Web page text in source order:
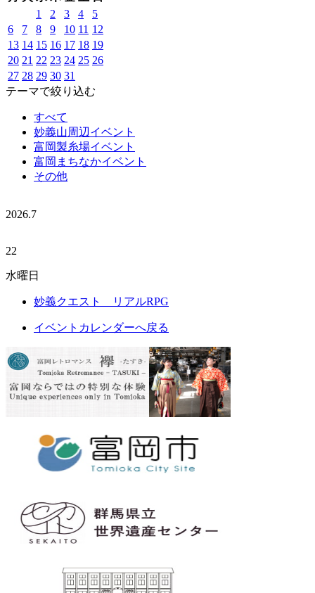
1
2 3 4
5
6
7 8 9 10 11 12
13 14 15 16 17 18 19
20 21 22 23 24 25 26
27 28 29 30 31
テーマで絞り込む
すべて
妙義山周辺イベント
富岡製糸場イベント
富岡まちなかイベント
その他
2026.7
22
水曜日
妙義クエスト リアルRPG
イベントカレンダーへ戻る